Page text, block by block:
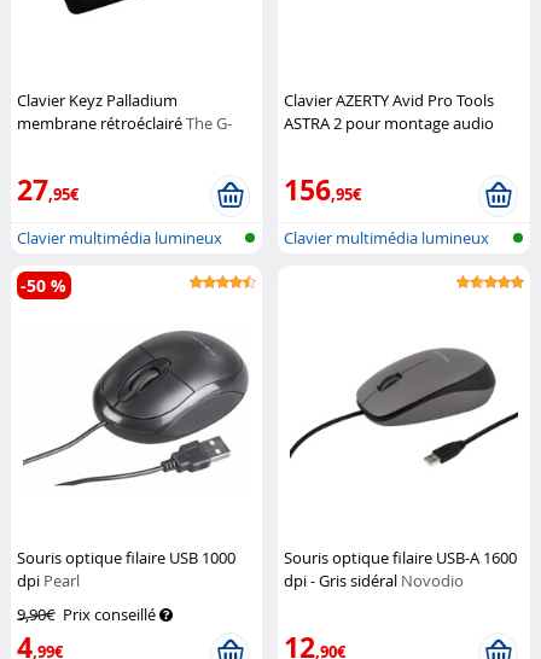
Clavier Keyz Palladium
membrane rétroéclairéThe G-
27,95€
Clavier multimédia lumineux
Clavier AZERTY Avid Pro Tools
ASTRA 2 pour montage audio
156,95€
Clavier multimédia lumineux
Souris optique filaire USB 1000
dpi Pearl
9,90€ Prix conseillé
4,99€
-50 %
Souris optique filaire USB-A 1600
dpi - Gris sidéral Novodio
12,90€